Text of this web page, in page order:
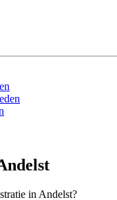
in Andelst?